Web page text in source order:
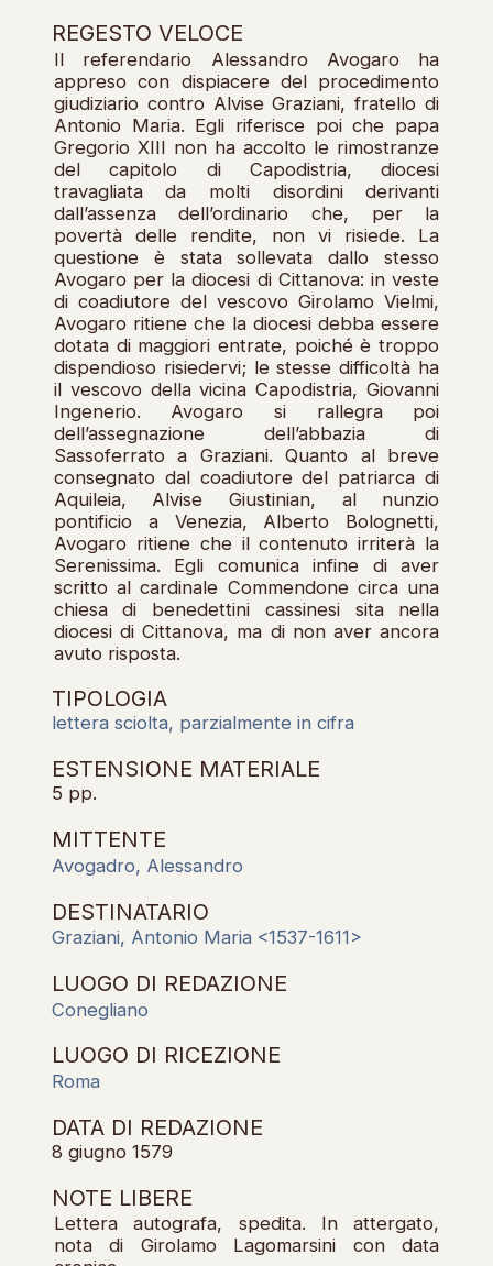
REGESTO VELOCE
Il referendario Alessandro Avogaro ha
appreso con dispiacere del procedimento
giudiziario contro Alvise Graziani, fratello di
Antonio Maria. Egli riferisce poi che papa
Gregorio XIII non ha accolto le rimostranze
del capitolo di Capodistria, diocesi
travagliata da molti disordini derivanti
dall’assenza dell’ordinario che, per la
povertà delle rendite, non vi risiede. La
questione è stata sollevata dallo stesso
Avogaro per la diocesi di Cittanova: in veste
di coadiutore del vescovo Girolamo Vielmi,
Avogaro ritiene che la diocesi debba essere
dotata di maggiori entrate, poiché è troppo
dispendioso risiedervi; le stesse difficoltà ha
il vescovo della vicina Capodistria, Giovanni
Ingenerio. Avogaro si rallegra poi
dell’assegnazione dell’abbazia di
Sassoferrato a Graziani. Quanto al breve
consegnato dal coadiutore del patriarca di
Aquileia, Alvise Giustinian, al nunzio
pontificio a Venezia, Alberto Bolognetti,
Avogaro ritiene che il contenuto irriterà la
Serenissima. Egli comunica infine di aver
scritto al cardinale Commendone circa una
chiesa di benedettini cassinesi sita nella
diocesi di Cittanova, ma di non aver ancora
avuto risposta.
TIPOLOGIA
lettera sciolta, parzialmente in cifra
ESTENSIONE MATERIALE
5 pp.
MITTENTE
Avogadro, Alessandro
DESTINATARIO
Graziani, Antonio Maria <1537-1611>
LUOGO DI REDAZIONE
Conegliano
LUOGO DI RICEZIONE
Roma
DATA DI REDAZIONE
8 giugno 1579
NOTE LIBERE
Lettera autografa, spedita. In attergato,
nota di Girolamo Lagomarsini con data